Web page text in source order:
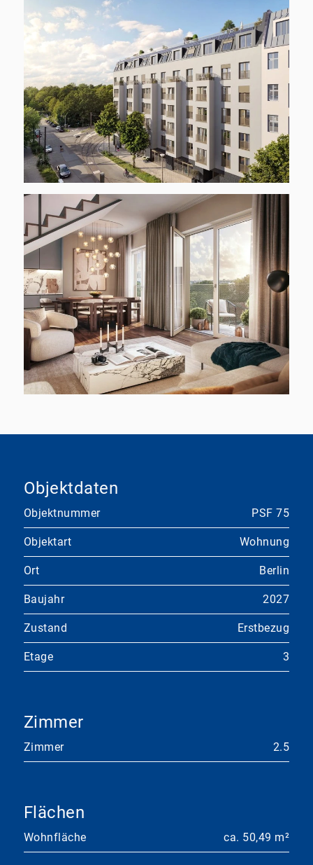
Objektdaten
Objektnummer PSF 75
Objektart Wohnung
Ort Berlin
Baujahr 2027
Zustand Erstbezug
Etage 3
Zimmer
Zimmer 2.5
Flächen
Wohnfläche ca. 50,49 m²